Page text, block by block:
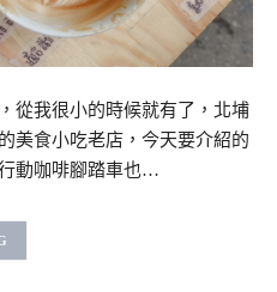
從我很小的時候就有了，北埔
美食小吃老店，今天要介紹的
動咖啡腳踏車也…